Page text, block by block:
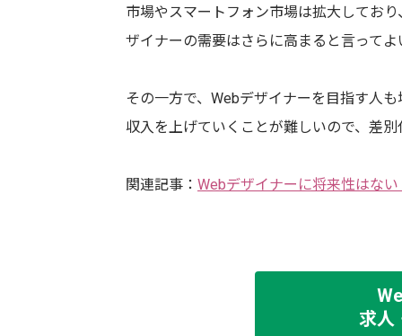
市場やスマートフォン市場は拡大してお
ザイナーの需要はさらに高まると言ってよ
その一方で、Webデザイナーを目指す人
収入を上げていくことが難しいので、差
関連記事： Webデザイナーに将来性はな
求人